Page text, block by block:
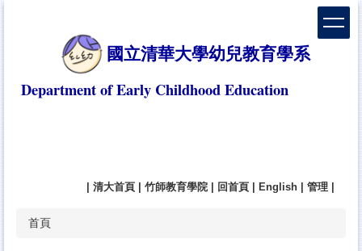
國立清華大學幼兒教育學系
Department of Early Childhood Education
清大首頁| 竹師教育學院| 回首頁| English| 管理|
首頁